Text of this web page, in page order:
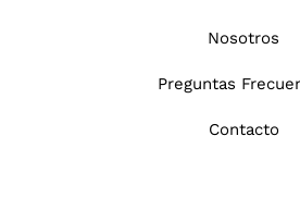
Nosotros
Preguntas
Contacto